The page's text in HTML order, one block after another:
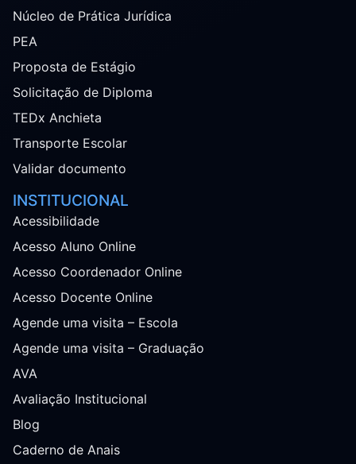
Núcleo de Prática Jurídica
PEA
Proposta de Estágio
Solicitação de Diploma
TEDx Anchieta
Transporte Escolar
Validar documento
INSTITUCIONAL
Acessibilidade
Acesso Aluno Online
Acesso Coordenador Online
Acesso Docente Online
Agende uma visita – Escola
Agende uma visita – Graduação
AVA
Avaliação Institucional
Blog
Caderno de Anais